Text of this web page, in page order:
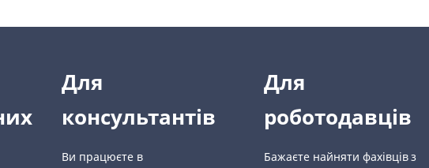
Для
консультантів
Ви працюєте в
Для
роботодавців
Бажаєте найняти фахівців з